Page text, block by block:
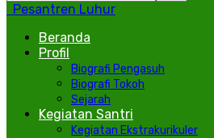
Pesantren Luhur
Beranda
Profil
Biografi Pengasuh
Biografi Tokoh
Sejarah
Kegiatan Santri
Kegiatan Ekstrakurikuler